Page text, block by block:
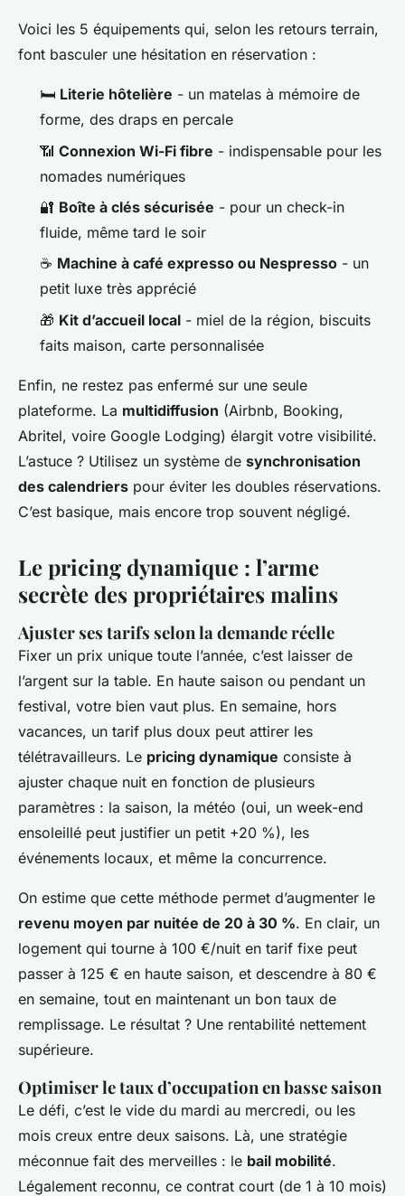
Voici les 5 équipements qui, selon les retours terrain,
font basculer une hésitation en réservation :
🛏️ Literie hôtelière - un matelas à mémoire de
forme, des draps en percale
📶 Connexion Wi-Fi fibre - indispensable pour les
nomades numériques
🔐 Boîte à clés sécurisée - pour un check-in
fluide, même tard le soir
☕ Machine à café expresso ou Nespresso - un
petit luxe très apprécié
🎁 Kit d’accueil local - miel de la région, biscuits
faits maison, carte personnalisée
Enfin, ne restez pas enfermé sur une seule
plateforme. La multidiffusion (Airbnb, Booking,
Abritel, voire Google Lodging) élargit votre visibilité.
L’astuce ? Utilisez un système de synchronisation
des calendriers pour éviter les doubles réservations.
C’est basique, mais encore trop souvent négligé.
Le pricing dynamique : l’arme
secrète des propriétaires malins
Ajuster ses tarifs selon la demande réelle
Fixer un prix unique toute l’année, c’est laisser de
l’argent sur la table. En haute saison ou pendant un
festival, votre bien vaut plus. En semaine, hors
vacances, un tarif plus doux peut attirer les
télétravailleurs. Le pricing dynamique consiste à
ajuster chaque nuit en fonction de plusieurs
paramètres : la saison, la météo (oui, un week-end
ensoleillé peut justifier un petit +20 %), les
événements locaux, et même la concurrence.
On estime que cette méthode permet d’augmenter le
revenu moyen par nuitée de 20 à 30 %. En clair, un
logement qui tourne à 100 €/nuit en tarif fixe peut
passer à 125 € en haute saison, et descendre à 80 €
en semaine, tout en maintenant un bon taux de
remplissage. Le résultat ? Une rentabilité nettement
supérieure.
Optimiser le taux d’occupation en basse saison
Le défi, c’est le vide du mardi au mercredi, ou les
mois creux entre deux saisons. Là, une stratégie
méconnue fait des merveilles : le bail mobilité.
Légalement reconnu, ce contrat court (de 1 à 10 mois)